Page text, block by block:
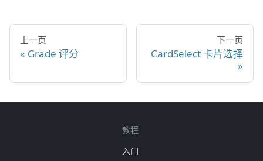
上一页
Grade 评分
下一页
CardSelect 卡片选择
教程
入门